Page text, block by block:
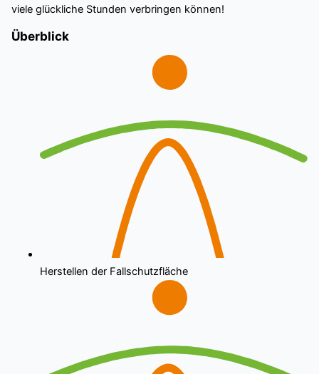
viele glückliche Stunden verbringen können!
Überblick
Herstellen der Fallschutzfläche